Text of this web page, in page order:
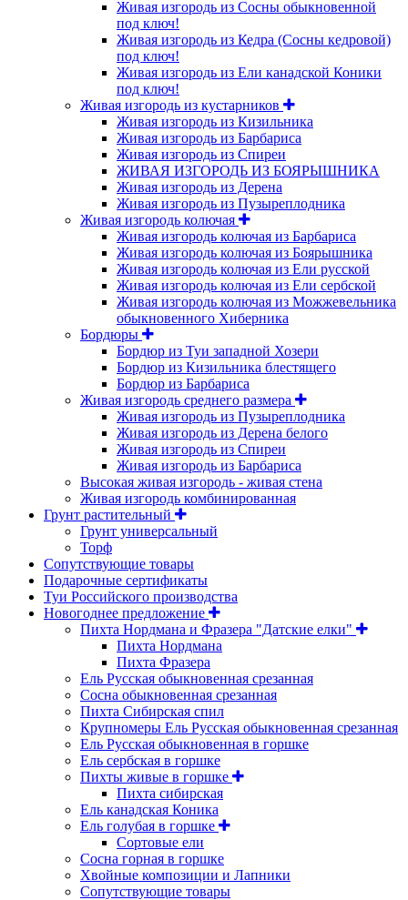
Живая изгородь из Сосны обыкновенной
под ключ!
Живая изгородь из Кедра (Сосны кедровой)
под ключ!
Живая изгородь из Ели канадской Коники
под ключ!
Живая изгородь из кустарников
Живая изгородь из Кизильника
Живая изгородь из Барбариса
Живая изгородь из Спиреи
ЖИВАЯ ИЗГОРОДЬ ИЗ БОЯРЫШНИКА
Живая изгородь из Дерена
Живая изгородь из Пузыреплодника
Живая изгородь колючая
Живая изгородь колючая из Барбариса
Живая изгородь колючая из Боярышника
Живая изгородь колючая из Ели русской
Живая изгородь колючая из Ели сербской
Живая изгородь колючая из Можжевельника
обыкновенного Хиберника
Бордюры
Бордюр из Туи западной Хозери
Бордюр из Кизильника блестящего
Бордюр из Барбариса
Живая изгородь среднего размера
Живая изгородь из Пузыреплодника
Живая изгородь из Дерена белого
Живая изгородь из Спиреи
Живая изгородь из Барбариса
Высокая живая изгородь - живая стена
Живая изгородь комбинированная
Грунт растительный
Грунт универсальный
Торф
Сопутствующие товары
Подарочные сертификаты
Туи Российского производства
Новогоднее предложение
Пихта Нордмана и Фразера "Датские елки"
Пихта Нордмана
Пихта Фразера
Ель Русская обыкновенная срезанная
Сосна обыкновенная срезанная
Пихта Сибирская спил
Крупномеры Ель Русская обыкновенная срезанная
Ель Русская обыкновенная в горшке
Ель сербская в горшке
Пихты живые в горшке
Пихта сибирская
Ель канадская Коника
Ель голубая в горшке
Сортовые ели
Сосна горная в горшке
Хвойные композиции и Лапники
Сопутствующие товары